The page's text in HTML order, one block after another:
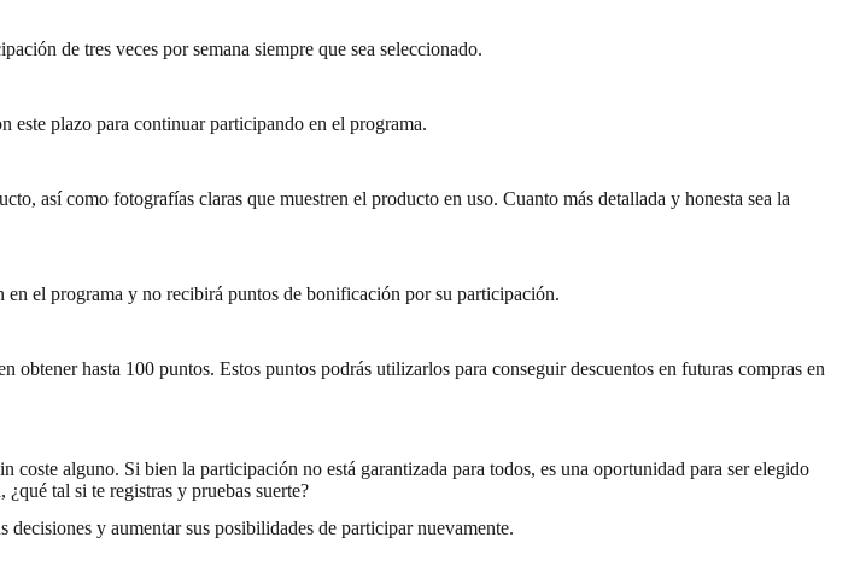
de tres veces por semana siempre que sea seleccionado.
este plazo para continuar participando en el programa.
así como fotografías claras que muestren el producto en uso. Cuanto más detallada y honesta sea la
el programa y no recibirá puntos de bonificación por su participación.
hasta 100 puntos. Estos puntos podrás utilizarlos para conseguir descuentos en futuras compras en
alguno. Si bien la participación no está garantizada para todos, es una oportunidad para ser elegido
tal si te registras y pruebas suerte?
decisiones y aumentar sus posibilidades de participar nuevamente.